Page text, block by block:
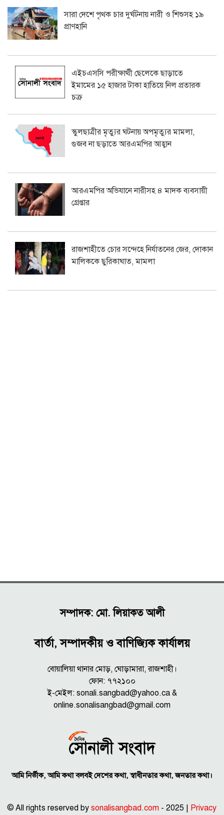
সারা দেশে পৃথক চার দুর্ঘটনায় নারী ও শিশুসহ ১৯
প্রাণহানি
এইচএসসি পরীক্ষার্থী ছেলেকে ছাড়াতে
ইমামের ১৫ হাজার টাকা হাতিয়ে নিল প্রতারক
চক্র
স্কুলছাত্রীর মৃত্যুর ঘটনায় অপমৃত্যুর মামলা,
গুজব না ছড়াতে আরএমপির আহ্বান
আরএমপির অভিযানে নারীসহ ৪ মাদক ব্যবসায়ী
গ্রেপ্তার
রাজশাহীতে চোর সন্দেহে নির্যাতনের জের, দোকান
মালিককে ছুরিকাঘাত, মামলা
সম্পাদক: মো. লিয়াকত আলী
বার্তা, সম্পাদকীয় ও বাণিজ্যিক কার্যালয়
বোয়ালিয়া থানার মোড়, ঘোড়ামারা, রাজশাহী।
ফোন: ৭৭২১০০
ই-মেইল: sonali.sangbad@yahoo.ca &
online.sonalisangbad@gmail.com
আমি নির্ভীক, আমি কথা বলবই দেশের কথা, স্বাধীনতার কথা, জনতার কথা।
© All rights reserved by sonalisangbad.com - 2025 | Privacy